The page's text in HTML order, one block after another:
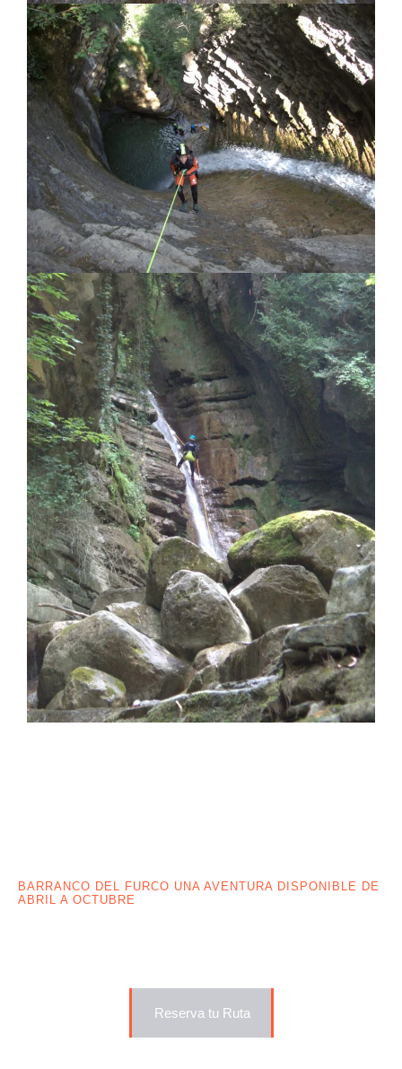
BARRANCO DEL FURCO UNA AVENTURA DISPONIBLE DE
ABRIL A OCTUBRE
Reserva tu Ruta